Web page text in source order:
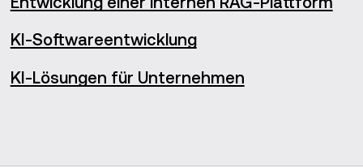
KI-Softwareentwicklung
KI-Lösungen für Unternehmen